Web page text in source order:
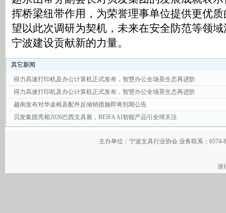
挥桥梁纽带作用，为荣誉理事单位提供更优
望以此次调研为契机，未来在安全防范等领
宁波建设贡献新的力量。
其它新闻
得力高速打印机及办公计算机正式发布，智慧办公全场景生态再进阶
得力高速打印机及办公计算机正式发布，智慧办公全场景生态再进阶
越南发布对华桌椅及配件反倾销措施即将到期公告
贝发集团亮相2026巴西文具展，BEIFA AI智能产品引全球关注
主办单位：宁波文具行业协会 业务联系：
浙